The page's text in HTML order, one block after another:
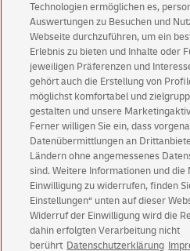
Immer informiert über
Aktionen - jetzt mit
Privatkundensichern
für POSTSCAN!
Geschäftskunden
für Briefmarke
Zur
© Sat Aug 08 15:42:38 CEST
Technologien ermöglichen es,
Auswertungen zu Besuchen und
Webseite durchzuführen, um ein
Erlebnis zu bieten und Inhalte oder
jeweiligen Präferenzen und
gehört auch die Erstellung von
möglichst komfortabel und
gestalten und unsere
Ferner willigen Sie ein, dass
Datenübermittlungen an
Ländern ohne angemessenes
sind. Weitere Informationen und die
Einwilligung zu widerrufen, finden
Einstellungen“ unten auf dieser
Widerruf der Einwilligung wird die
dahin erfolgten Verarbeitung nicht
berührt Datenschutzerklärung